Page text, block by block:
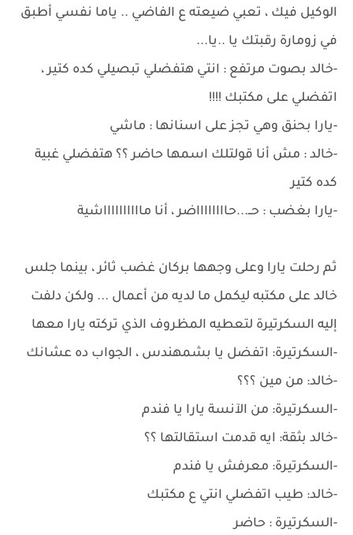
الوكيل فيك ، تعبي ضيعته ع الفاضي .. ياما نفسي أطبق
في زومارة رقبتك يا ..يا...
-خالد بصوت مرتفع : انتي هتفضلي تبصيلي كده كتير ،
اتفضلي على مكتبك !!!!
-يارا بحنق وهي تجز على اسنانها : ماشي
-خالد : مش أنا قولتلك اسمها حاضر ؟؟ هتفضلي غبية
كده كتير
-يارا بغضب : حــ...حااااااااضر ، أنا مااااااااااشية
ثم رحلت يارا وعلى وجهها بركان غضب ثائر ، بينما جلس
خالد على مكتبه ليكمل ما لديه من أعمال ... ولكن دلفت
إليه السكرتيرة لتعطيه المظروف الذي تركته يارا معها
-السكرتيرة: اتفضل يا بشمهندس ، الجواب ده عشانك
-خالد: من مين ؟؟؟
-السكرتيرة: من الآنسة يارا يا فندم
-خالد بثقة: ايه قدمت استقالتها ؟؟
-السكرتيرة: معرفش يا فندم
-خالد: طيب اتفضلي انتي ع مكتبك
-السكرتيرة : حاضر